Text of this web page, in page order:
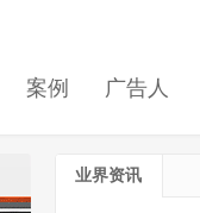
案例 广告人
业界资讯